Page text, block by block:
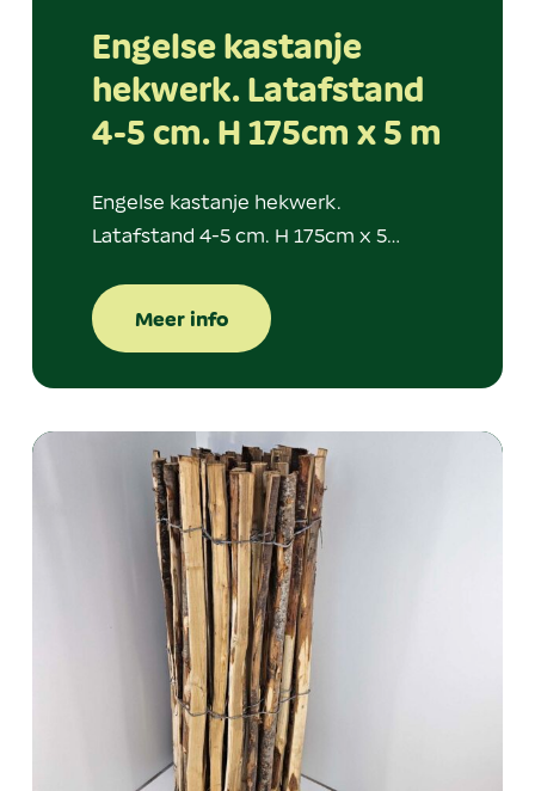
Engelse kastanje
hekwerk. Latafstand
4-5 cm. H 175cm x 5 m
Engelse kastanje hekwerk.
Latafstand 4-5 cm. H 175cm x 5…
Meer info